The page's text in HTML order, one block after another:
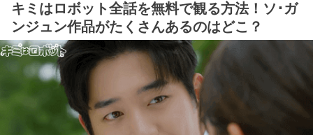
キミはロボット全話を無料で観る方法！ソ･ガ
ンジュン作品がたくさんあるのはどこ？